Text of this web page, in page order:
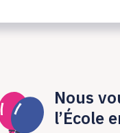
Nous
l’École